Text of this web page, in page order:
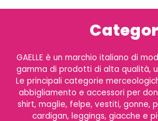
GAELLE è un marchio italiano di
gamma di prodotti di alta qualità,
Le principali categorie
abbigliamento e accessori per
shirt, maglie, felpe, vestiti, gonne,
cardigan, leggings, giacche e